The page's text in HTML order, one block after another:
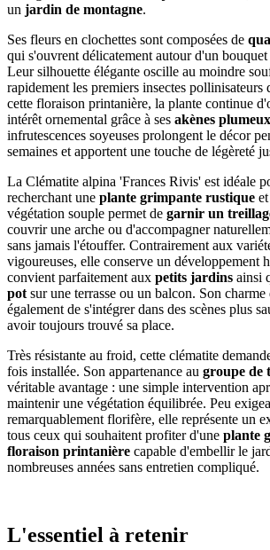
un jardin de montagne.
Ses fleurs en clochettes sont composées de
qui s'ouvrent délicatement autour d'un bouquet
Leur silhouette élégante oscille au moindre
rapidement les premiers insectes pollinisateurs
cette floraison printanière, la plante continue
intérêt ornemental grâce à ses akènes
infrutescences soyeuses prolongent le décor
semaines et apportent une touche de légèreté
La Clématite alpina 'Frances Rivis' est idéale
recherchant une plante grimpante rustique
végétation souple permet de garnir un
couvrir une arche ou d'accompagner
sans jamais l'étouffer. Contrairement aux
vigoureuses, elle conserve un développement
convient parfaitement aux petits jardins ainsi
pot sur une terrasse ou un balcon. Son
également de s'intégrer dans des scènes plus
avoir toujours trouvé sa place.
Très résistante au froid, cette clématite
fois installée. Son appartenance au groupe de
véritable avantage : une simple intervention
maintenir une végétation équilibrée. Peu
remarquablement florifère, elle représente un
tous ceux qui souhaitent profiter d'une plante
floraison printanière capable d'embellir le
nombreuses années sans entretien compliqué.
L'essentiel à retenir